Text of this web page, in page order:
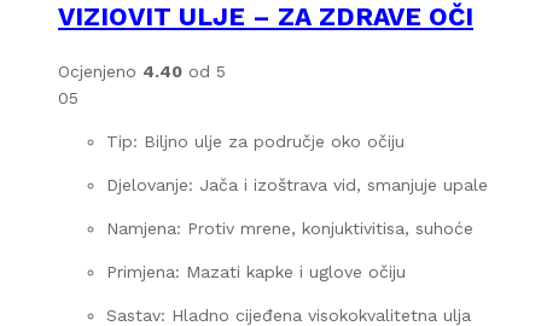
VIZIOVIT ULJE – ZA ZDRAVE OČI
Ocjenjeno 4.40 od 5
05
Tip: Biljno ulje za područje oko očiju
Djelovanje: Jača i izoštrava vid, smanjuje upale
Namjena: Protiv mrene, konjuktivitisa, suhoće
Primjena: Mazati kapke i uglove očiju
Sastav: Hladno cijeđena visokokvalitetna ulja